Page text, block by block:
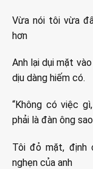
Vừa nói tôi vừa
hơn
Anh lại dụi mặt
dịu dàng hiếm có.
“Không có việc
phải là đàn ông
Tôi đỏ mặt, định
nghẹn của anh